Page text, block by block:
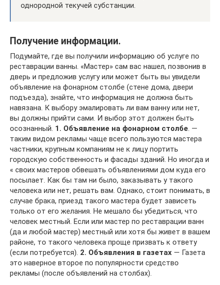
однородной текучей субстанции.
Получение информации.
Подумайте, где вы получили информацию об услуге по
реставрации ванны. «Мастер» сам вас нашел, позвонив в
дверь и предложив услугу или может быть вы увидели
объявление на фонарном столбе (стене дома, двери
подъезда), знайте, что информация не должна быть
навязана. К выбору эмалировать ли вам ванну или нет,
вы должны прийти сами. И выбор этот должен быть
осознанный. 1. Объявление на фонарном столбе . —
таким видом рекламы чаще всего пользуются мастера
частники, крупным компаниям не к лицу портить
городскую собственность и фасады зданий. Но иногда и
« своих мастеров обвешать объявлениями дом куда его
посылает. Как бы там ни было, заказывать у такого
человека или нет, решать вам. Однако, стоит понимать, в
случае брака, приезд такого мастера будет зависеть
только от его желания. Не мешало бы убедиться, что
человек местный. Если или мастер по реставрации ванн
(да и любой мастер) местный или хотя бы живет в вашем
районе, то такого человека проще призвать к ответу
(если потребуется). 2. Объявления в газетах — Газета
это наверное второе по популярности средство
рекламы (после объявлений на столбах).